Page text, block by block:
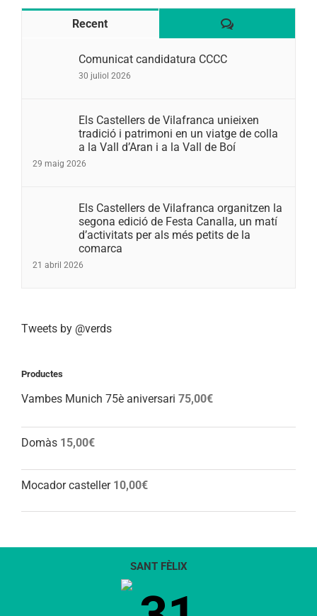
Recent Comentaris
Comunicat candidatura CCCC
30 juliol 2026
Els Castellers de Vilafranca unieixen
tradició i patrimoni en un viatge de colla
a la Vall d’Aran i a la Vall de Boí
29 maig 2026
Els Castellers de Vilafranca organitzen la
segona edició de Festa Canalla, un matí
d’activitats per als més petits de la
comarca
21 abril 2026
Tweets by @verds
Productes
Vambes Munich 75è aniversari 75,00€
Domàs 15,00€
Mocador casteller 10,00€
SANT FÈLIX